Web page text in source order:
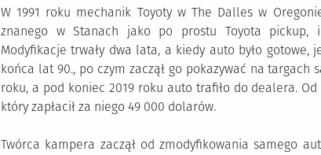
W 1991 roku mechanik Toyoty w The Dalles w
znanego w Stanach jako po prostu Toyota pickup,
Modyfikacje trwały dwa lata, a kiedy auto było gotowe,
końca lat 90., po czym zaczął go pokazywać na targach
roku, a pod koniec 2019 roku auto trafiło do dealera.
który zapłacił za niego 49 000 dolarów.
Twórca kampera zaczął od zmodyfikowania samego